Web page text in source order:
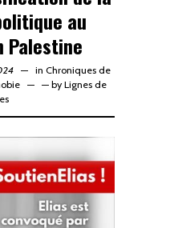
au
Palestine
in Chroniques de
— by Lignes de